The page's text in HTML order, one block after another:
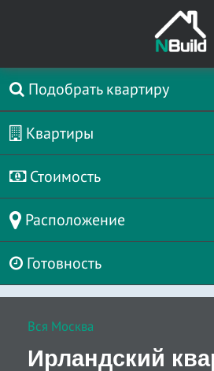
Подобрать квартиру
Квартиры
Стоимость
Расположение
Готовность
Вся Москва
Ирландский